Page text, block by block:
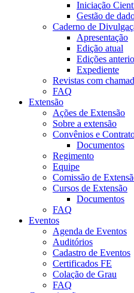
Iniciação
Gestão de
Caderno de
Apresentação
Edição atual
Edições
Expediente
Revistas com
FAQ
Extensão
Ações de Extensão
Sobre a extensão
Convênios e
Documentos
Regimento
Equipe
Comissão de
Cursos de Extensão
Documentos
FAQ
Eventos
Agenda de Eventos
Auditórios
Cadastro de Eventos
Certificados FE
Colação de Grau
FAQ